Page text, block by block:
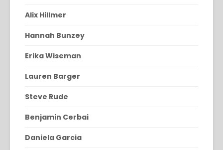
Alix Hillmer
Hannah Bunzey
Erika Wiseman
Lauren Barger
Steve Rude
Benjamin Cerbai
Daniela Garcia